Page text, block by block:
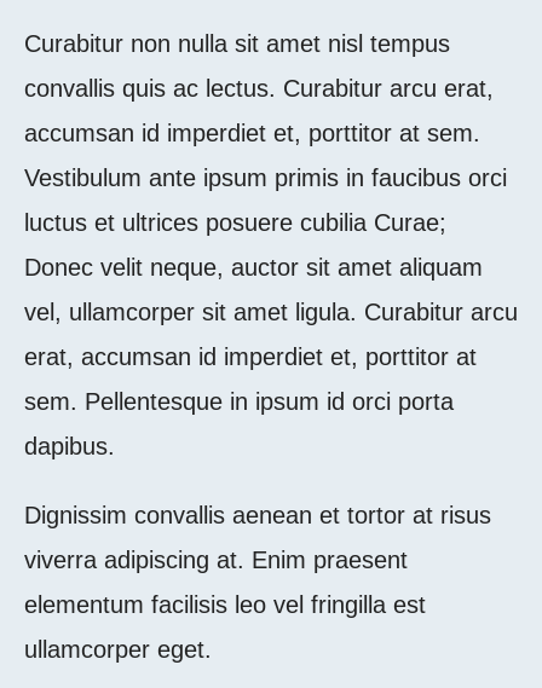
Curabitur non nulla sit amet nisl tempus
convallis quis ac lectus. Curabitur arcu erat,
accumsan id imperdiet et, porttitor at sem.
Vestibulum ante ipsum primis in faucibus orci
luctus et ultrices posuere cubilia Curae;
Donec velit neque, auctor sit amet aliquam
vel, ullamcorper sit amet ligula. Curabitur arcu
erat, accumsan id imperdiet et, porttitor at
sem. Pellentesque in ipsum id orci porta
dapibus.
Dignissim convallis aenean et tortor at risus
viverra adipiscing at. Enim praesent
elementum facilisis leo vel fringilla est
ullamcorper eget.